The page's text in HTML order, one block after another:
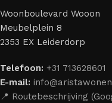
Ons assortiment
merken die al jarenlang
bewijzen. Al onze
aantrekkelijk design en
jarenlang kunt genieten
Woonboulevard Wooon
Meubelplein 8
2353 EX Leiderdorp
Telefoon: +31 713628601
E-mail:
📍 Routebeschrijving